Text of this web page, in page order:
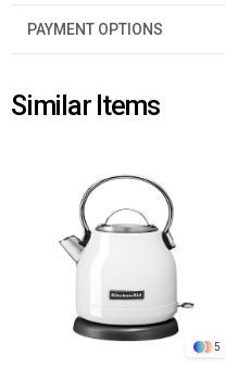
PAYMENT OPTIONS
Similar Items
5